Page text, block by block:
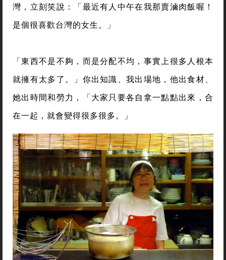
灣，立刻笑說：「最近有人中午在我那賣滷肉飯喔！
是個很喜歡台灣的女生。」
「東西不是不夠，而是分配不均，事實上很多人根本
就擁有太多了。」你出知識、我出場地，他出食材、
她出時間和勞力，「大家只要各自拿一點點出來，合
在一起，就會變得很多很多。」